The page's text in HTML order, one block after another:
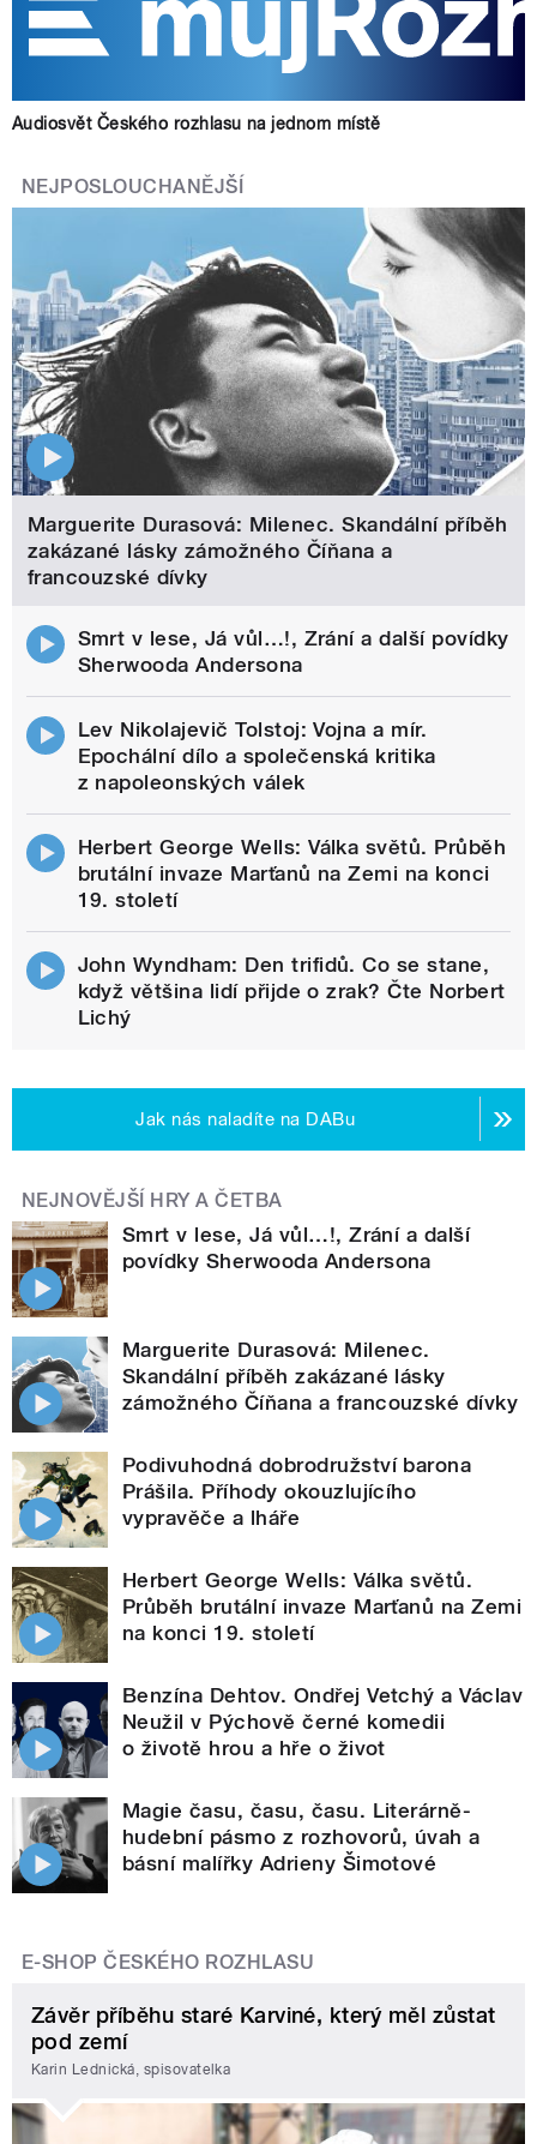
Audiosvět Českého rozhlasu na jednom místě
NEJPOSLOUCHANĚJŠÍ
Marguerite Durasová: Milenec. Skandální příběh
zakázané lásky zámožného Číňana a
francouzské dívky
Smrt v lese, Já vůl…!, Zrání a další povídky
Sherwooda Andersona
Lev Nikolajevič Tolstoj: Vojna a mír.
Epochální dílo a společenská kritika
z napoleonských válek
Herbert George Wells: Válka světů. Průběh
brutální invaze Marťanů na Zemi na konci
19. století
John Wyndham: Den trifidů. Co se stane,
když většina lidí přijde o zrak? Čte Norbert
Lichý
Jak nás naladíte na DABu
NEJNOVĚJŠÍ HRY A ČETBA
Smrt v lese, Já vůl…!, Zrání a další
povídky Sherwooda Andersona
Marguerite Durasová: Milenec.
Skandální příběh zakázané lásky
zámožného Číňana a francouzské dívky
Podivuhodná dobrodružství barona
Prášila. Příhody okouzlujícího
vypravěče a lháře
Herbert George Wells: Válka světů.
Průběh brutální invaze Marťanů na Zemi
na konci 19. století
Benzína Dehtov. Ondřej Vetchý a Václav
Neužil v Pýchově černé komedii
o životě hrou a hře o život
Magie času, času, času. Literárně-
hudební pásmo z rozhovorů, úvah a
básní malířky Adrieny Šimotové
E-SHOP ČESKÉHO ROZHLASU
Závěr příběhu staré Karviné, který měl zůstat
pod zemí
Karin Lednická, spisovatelka